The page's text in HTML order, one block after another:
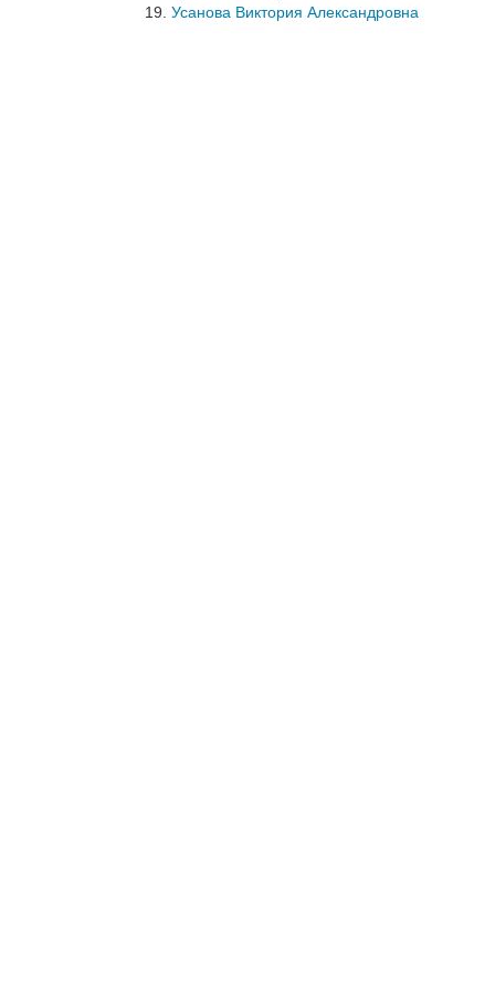
Усанова Виктория Александровна